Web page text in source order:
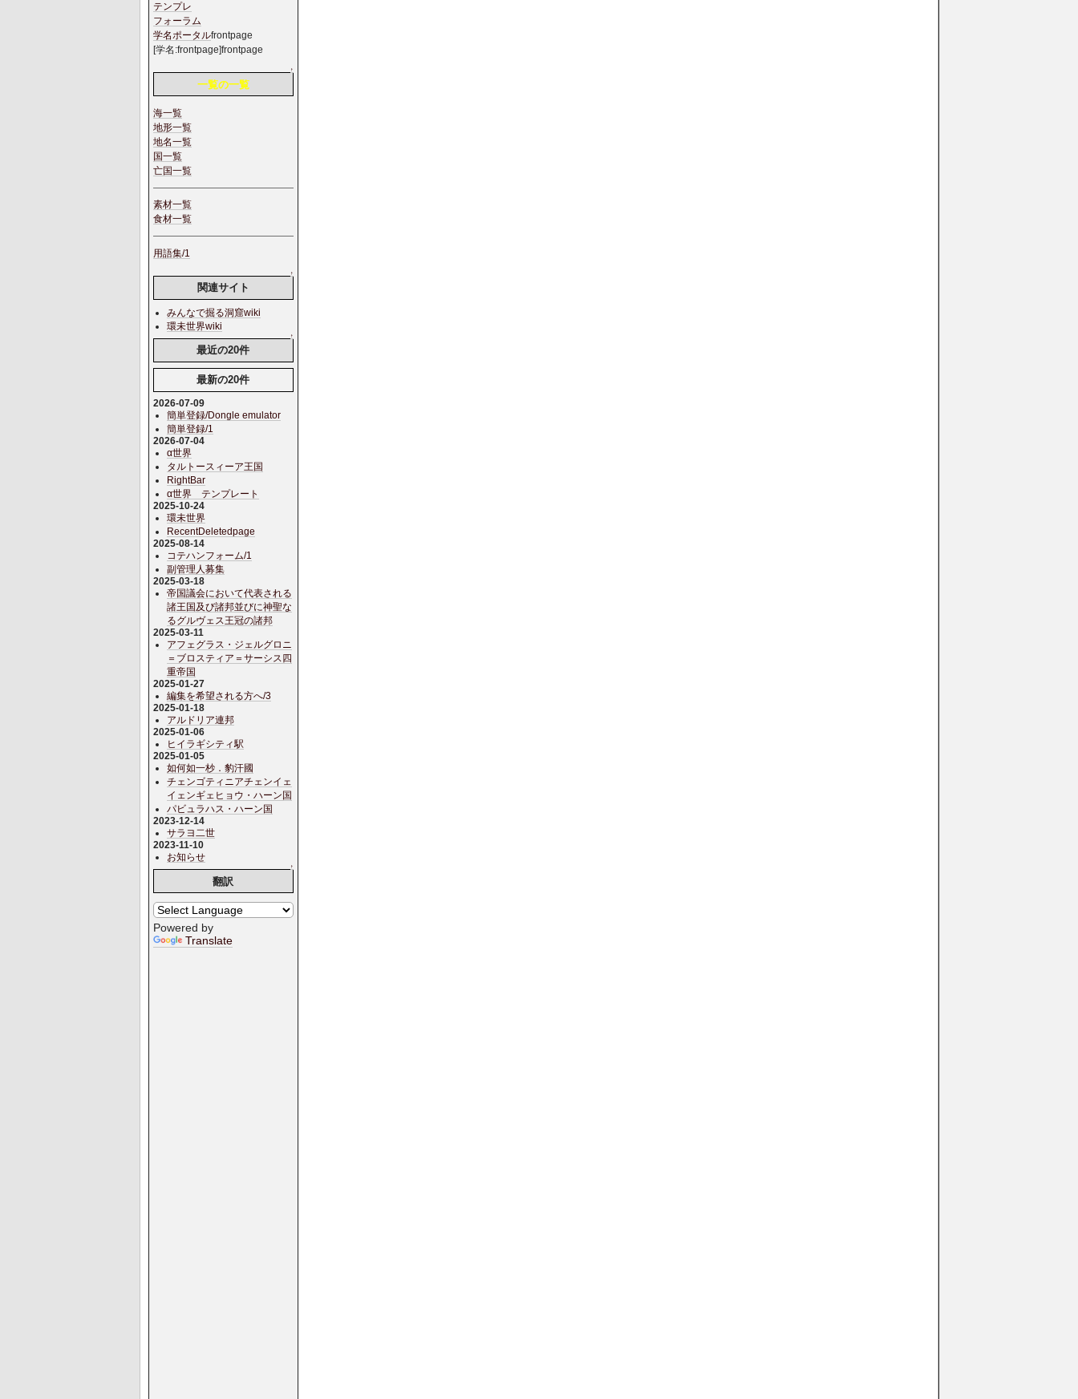
テンプレ
フォーラム
学名ポータルfrontpage
[学名:frontpage]frontpage
↑
一覧の一覧
海一覧
地形一覧
地名一覧
国一覧
亡国一覧
素材一覧
食材一覧
用語集/1
↑
関連サイト
みんなで掘る洞窟wiki
環未世界wiki
↑
最近の20件
最新の20件
2026-07-09
簡単登録/Dongle emulator
簡単登録/1
2026-07-04
α世界
タルトースィーア王国
RightBar
α世界 テンプレート
2025-10-24
環未世界
RecentDeletedpage
2025-08-14
コテハンフォーム/1
副管理人募集
2025-03-18
帝国議会において代表される
諸王国及び諸邦並びに神聖な
るグルヴェス王冠の諸邦
2025-03-11
アフェグラス・ジェルグロニ
＝ブロスティア＝サーシス四
重帝国
2025-01-27
編集を希望される方へ/3
2025-01-18
アルドリア連邦
2025-01-06
ヒイラギシティ駅
2025-01-05
如何如一杪．豹汗國
チェンゴティニアチェンイェ
イェンギェヒョウ・ハーン国
パビュラハス・ハーン国
2023-12-14
サラヨ二世
2023-11-10
お知らせ
↑
翻訳
Powered by
Translate